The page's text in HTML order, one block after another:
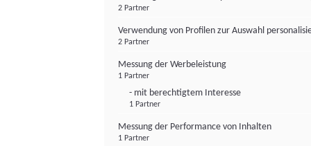
2 Partner
Verwendung von Profilen zur Auswahl
2 Partner
Messung der Werbeleistung
1 Partner
- mit berechtigtem Interesse
1 Partner
Messung der Performance von Inhalten
1 Partner